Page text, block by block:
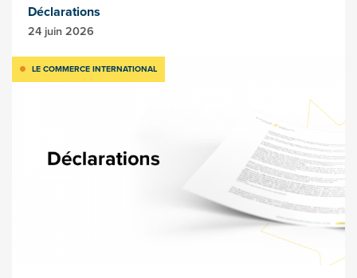
Déclarations
24 juin 2026
LE COMMERCE INTERNATIONAL